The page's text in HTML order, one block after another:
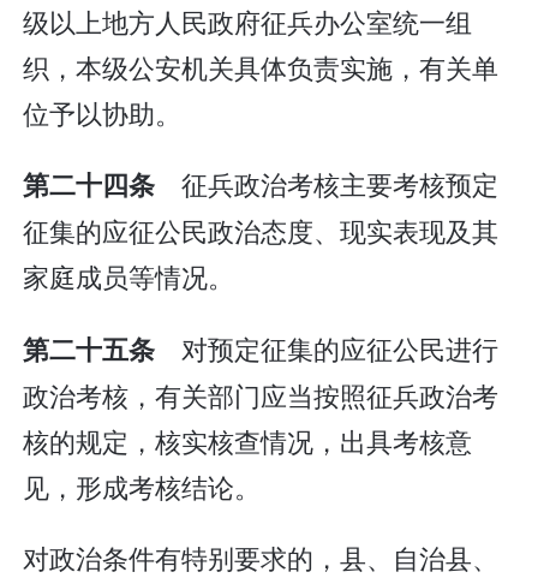
级以上地方人民政府征兵办公室统一组
织，本级公安机关具体负责实施，有关单
位予以协助。
第二十四条 征兵政治考核主要考核预定
征集的应征公民政治态度、现实表现及其
家庭成员等情况。
第二十五条 对预定征集的应征公民进行
政治考核，有关部门应当按照征兵政治考
核的规定，核实核查情况，出具考核意
见，形成考核结论。
对政治条件有特别要求的，县、自治县、